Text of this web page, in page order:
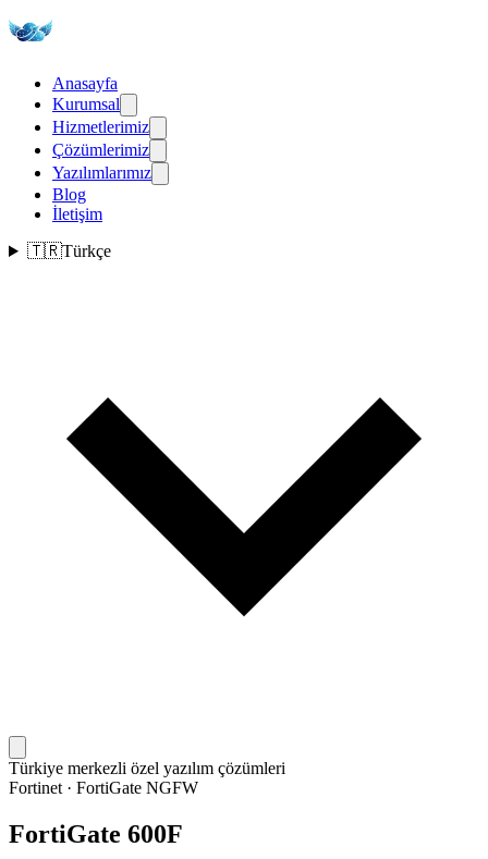
Anasayfa
Kurumsal
Hizmetlerimiz
Çözümlerimiz
Yazılımlarımız
Blog
İletişim
🇹🇷Türkçe
Türkiye merkezli özel yazılım çözümleri
Fortinet · FortiGate NGFW
FortiGate 600F